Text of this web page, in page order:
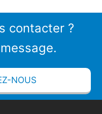
contacter ?
NOUS